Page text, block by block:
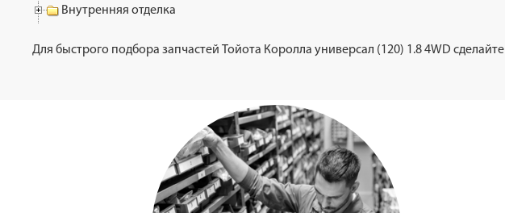
Внутренняя отделка
Для быстрого подбора запчастей Тойота Королла универсал (120) 1.8 4WD сделайте